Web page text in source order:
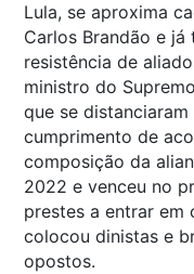
Lula, se aproxima
Carlos Brandão e
resistência de
ministro do
que se
cumprimento de
composição da
2022 e venceu no
prestes a entrar em
colocou dinistas e
opostos.